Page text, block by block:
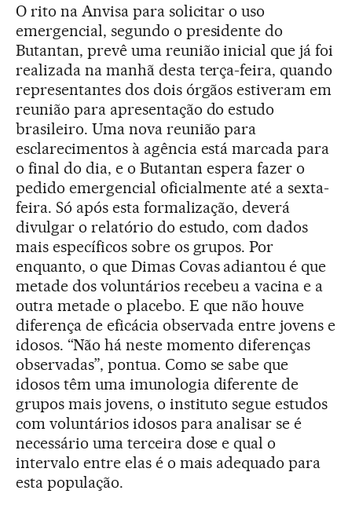
O rito na Anvisa para solicitar o uso
emergencial, segundo o presidente do
Butantan, prevê uma reunião inicial que já foi
realizada na manhã desta terça-feira, quando
representantes dos dois órgãos estiveram em
reunião para apresentação do estudo
brasileiro. Uma nova reunião para
esclarecimentos à agência está marcada para
o final do dia, e o Butantan espera fazer o
pedido emergencial oficialmente até a sexta-
feira. Só após esta formalização, deverá
divulgar o relatório do estudo, com dados
mais específicos sobre os grupos. Por
enquanto, o que Dimas Covas adiantou é que
metade dos voluntários recebeu a vacina e a
outra metade o placebo. E que não houve
diferença de eficácia observada entre jovens e
idosos. “Não há neste momento diferenças
observadas”, pontua. Como se sabe que
idosos têm uma imunologia diferente de
grupos mais jovens, o instituto segue estudos
com voluntários idosos para analisar se é
necessário uma terceira dose e qual o
intervalo entre elas é o mais adequado para
esta população.